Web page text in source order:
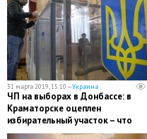
31 марта 2019, 15:10 —Украина
ЧП на выборах в Донбассе: в
Краматорске оцеплен
избирательный участок – что
происходит